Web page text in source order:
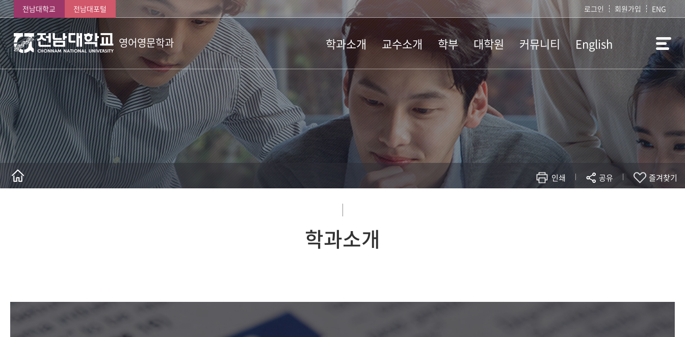
전남대학교 전남대포털 로그인 회원가입 ENG
영어영문학과 학과소개
학과소개
위치 및 연락처
오시는길
교수소개
강사
퇴임교수
학부
공지사항
학사일정
교과과정
교직과정
장학규정
대학원
공지사항
학사일정
교과과정
학위논문
Reading List
대학원생 취업처
BK교육연구단
커뮤니티
취업정보
질문과답변
서식모음
관련사이트
설문조사
English
Introduction
인쇄 공유 즐겨찾기
학과소개